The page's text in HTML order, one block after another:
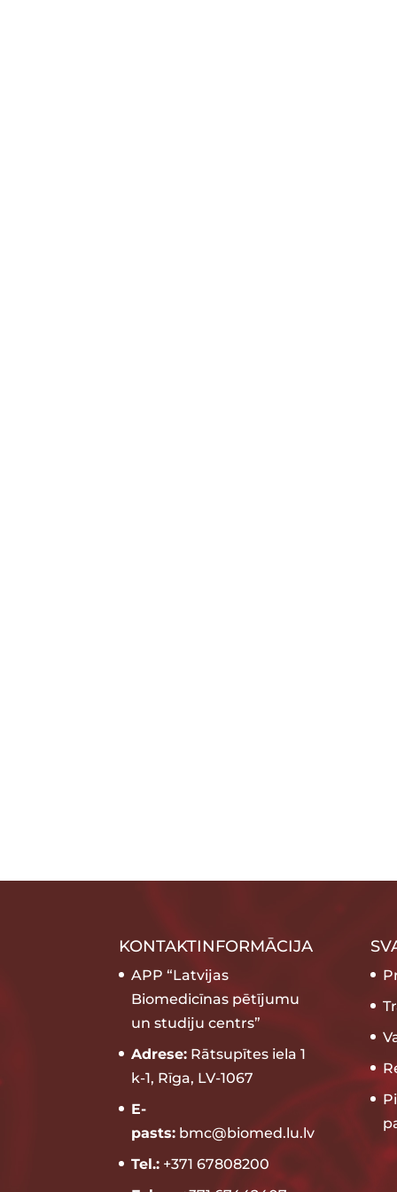
KONTAKTINFORMĀCIJA
APP “Latvijas
Biomedicīnas pētījumu
un studiju centrs”
Adrese: Rātsupītes iela 1
k-1, Rīga, LV-1067
E-
pasts: bmc@biomed.lu.lv
Tel.: +371 67808200